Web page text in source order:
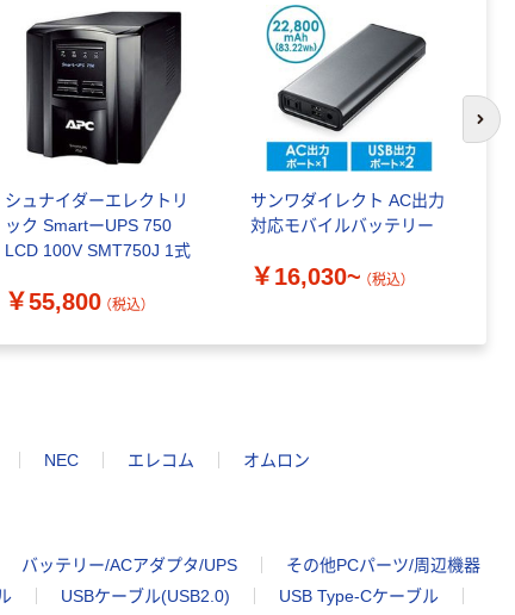
シュナイダーエレクトリ
ック SmartーUPS 750
LCD 100V SMT750J 1式
￥55,800 （税込）
サンワダイレクト AC出力
対応モバイルバッテリー
￥16,030~ （税込）
次
NEC エレコム オムロン
バッテリー/ACアダプタ/UPS
その他PCパーツ/周辺機器
USBケーブル(USB2.0)
USB Type-Cケーブル